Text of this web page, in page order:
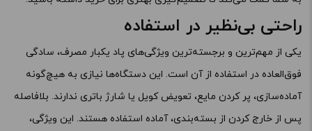
راحتی بی‌نظیر در استفاده
یکی از مهم‌ترین و برجسته‌ترین ویژگی‌های پاد یکبار مصرف، سادگی
فوق‌العاده در استفاده از آن است. این دستگاه‌ها نیازی به هیچ‌گونه
آماده‌سازی، پر کردن مایع، تعویض کویل یا شارژ باتری ندارند. بلافاصله
پس از خارج کردن از بسته‌بندی، آماده استفاده هستند. این ویژگی،